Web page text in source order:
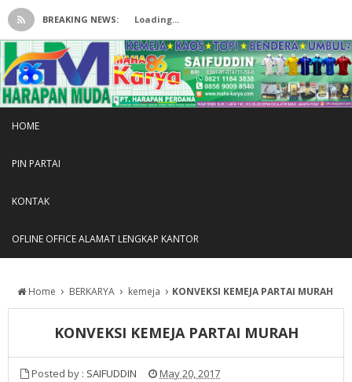
BREAKING NEWS: Loading...
HOME
PIN PARTAI
KONTAK
OFLINE OFFICE ALAMAT LENGKAP KANTOR
Home › BERKARYA › kemeja › KONVEKSI KEMEJA PARTAI MURAH
KONVEKSI KEMEJA PARTAI MURAH
Posted by : SAIFUDDIN May 20, 2017